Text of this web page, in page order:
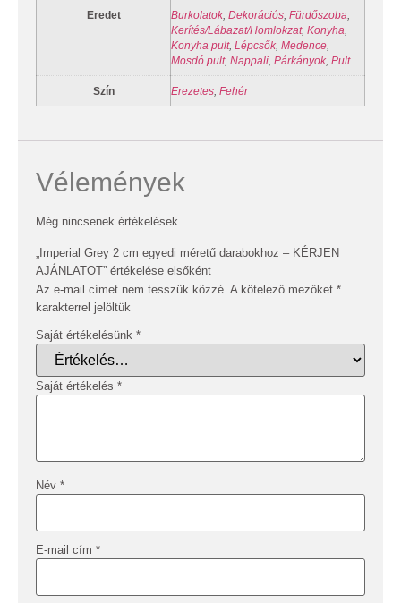
Eredet Burkolatok Dekorációs Fürdőszoba
Kerítés/Lábazat/Homlokzat, Konyha
Konyha pult, Lépcsők Medence
Mosdó pult, Nappali Párkányok Pult
Szín Erezetes Fehér
Vélemények
Még nincsenek értékelések.
„Imperial Grey 2 cm egyedi méretű darabokhoz – KÉRJEN
AJÁNLATOT” értékelése elsőként
Az e-mail címet nem tesszük közzé. A kötelező mezőket *
karakterrel jelöltük
Saját értékelésünk *
Saját értékelés *
Név *
E-mail cím *